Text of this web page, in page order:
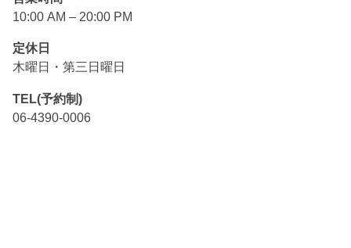
10:00 AM – 20:00 PM
定休日
木曜日・第三日曜日
TEL(予約制)
06-4390-0006